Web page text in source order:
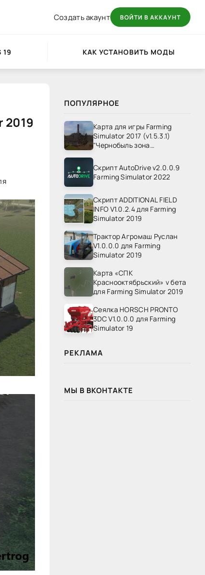
Создать акаунт ВОЙТИ В АККАУНТ
19 КАК УСТАНОВИТЬ МОДЫ
2019
ПОПУЛЯРНОЕ
Карта для игры Farming
Simulator 2017 (v1.5.3.1)
"Чернобыль зона
Скрипт AutoDrive v2.0.0.9
Farming Simulator 2022
Скрипт ADDITIONAL FIELD
INFO V1.0.2.4 для Farming
Simulator 2019
Трактор Агромаш Руслан
V1.0.0.0 для Farming
Simulator 2019
Карта «СПК
Краснооктябрьский» v бета
для Farming Simulator 2019
Сеялка HORSCH PRONTO
3DC V1.0.0.0 для Farming
Simulator 19
РЕКЛАМА
МЫ В ВКОНТАКТЕ